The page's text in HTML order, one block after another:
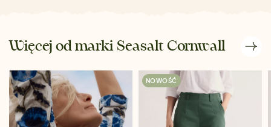
Więcej od marki Seasalt Cornwall
NOWOŚĆ